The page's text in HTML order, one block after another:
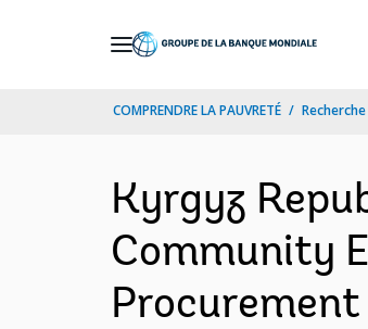
COMPRENDRE LA PAUVRETÉ
Kyrgyz
Community